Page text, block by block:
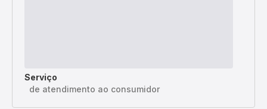
Serviço
de atendimento ao consumidor